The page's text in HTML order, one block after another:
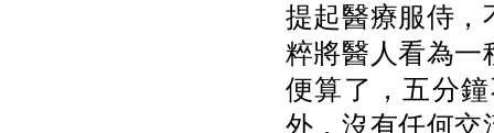
提起醫療服侍，
粹將醫人看為一
便算了，五分
外，沒有任何交